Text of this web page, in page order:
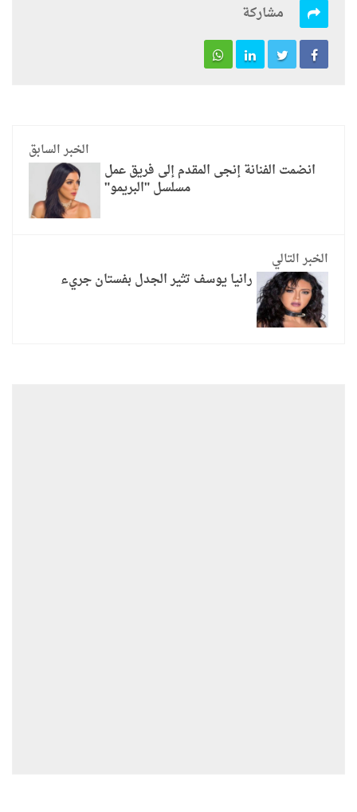
مشاركة
الخبر السابق
انضمت الفنانة إنجى المقدم إلى فريق عمل
مسلسل "البريمو"
الخبر التالي
رانيا يوسف تثير الجدل بفستان جريء